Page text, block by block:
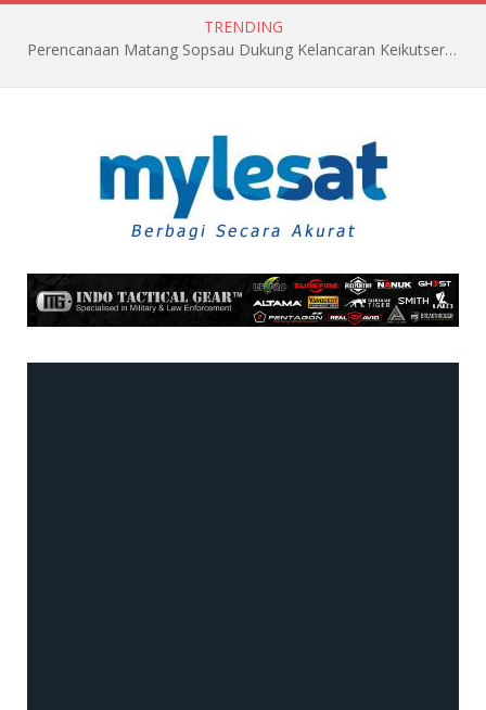
TRENDING
Perencanaan Matang Sopsau Dukung Kelancaran Keikutsertaan TNI AU di Pitch Black 2026